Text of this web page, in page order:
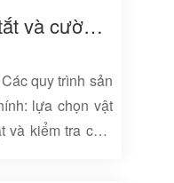
Sau khi cán,
Quá trình sản xuất chính của thanh piston dập tắt và cường lực
quy trình sản
lựa chọn vật
kiểm tra chất